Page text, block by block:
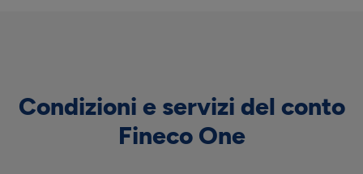
Condizioni e servizi del conto
Fineco One